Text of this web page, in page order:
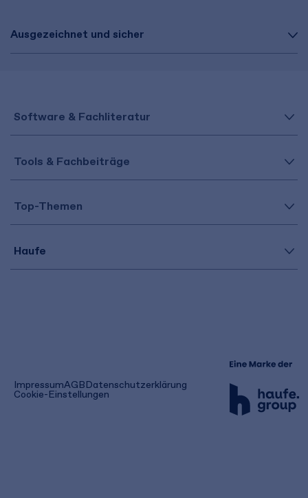
Ausgezeichnet und sicher
Software & Fachliteratur
Tools & Fachbeiträge
Top-Themen
Haufe
ImpressumAGB(öffnet
in
einem
Datenschutzerklärung
Cookie-Einstellungen